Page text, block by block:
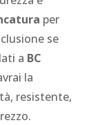
per
se
a BC
la
resistente,